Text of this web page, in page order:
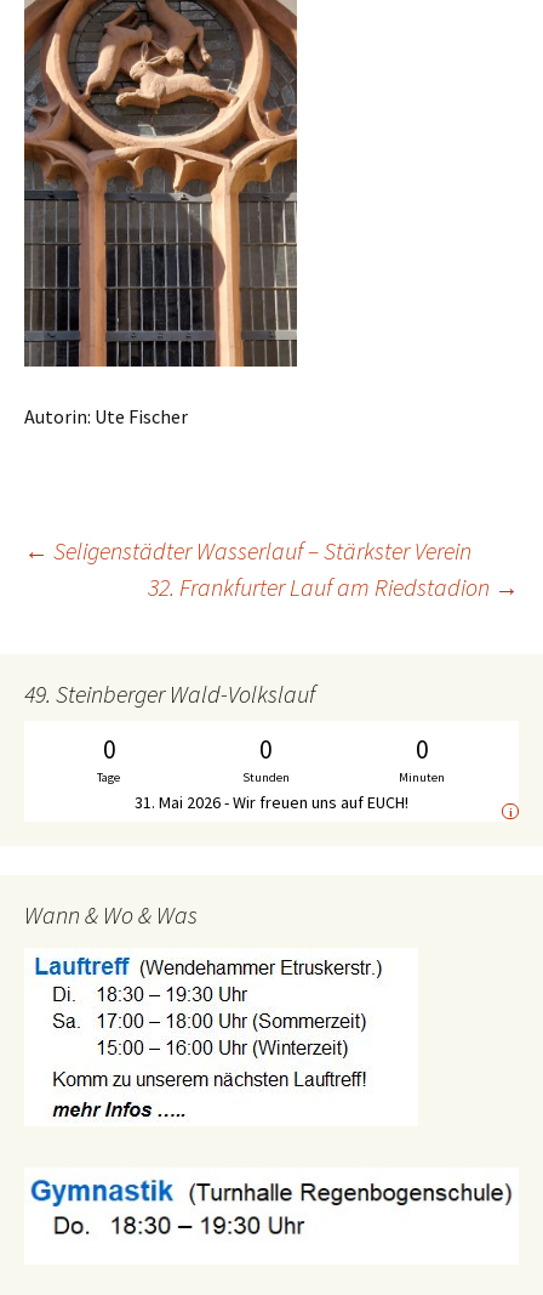
Autorin: Ute Fischer
Beitrags-
← Seligenstädter Wasserlauf – Stärkster Verein
32. Frankfurter Lauf am Riedstadion →
49. Steinberger Wald-Volkslauf
0
Tage
0
Stunden
0
Minuten
31. Mai 2026 - Wir freuen uns auf EUCH! i
Wann & Wo & Was